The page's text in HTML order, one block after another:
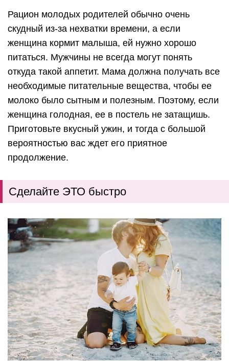
Рацион молодых родителей обычно очень
скудный из-за нехватки времени, а если
женщина кормит малыша, ей нужно хорошо
питаться. Мужчины не всегда могут понять
откуда такой аппетит. Мама должна получать все
необходимые питательные вещества, чтобы ее
молоко было сытным и полезным. Поэтому, если
женщина голодная, ее в постель не затащишь.
Приготовьте вкусный ужин, и тогда с большой
вероятностью вас ждет его приятное
продолжение.
Сделайте ЭТО быстро